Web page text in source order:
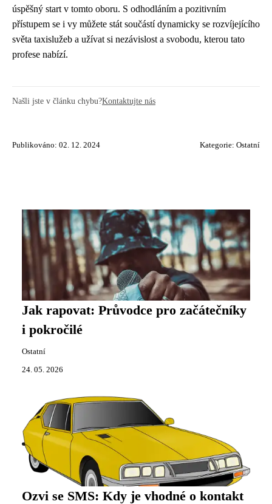
úspěšný start v tomto oboru. S odhodláním a pozitivním
přístupem se i vy můžete stát součástí dynamicky se rozvíjejícího
světa taxislužeb a užívat si nezávislost a svobodu, kterou tato
profese nabízí.
Našli jste v článku chybu?Kontaktujte nás
Publikováno: 02. 12. 2024 Kategorie: Ostatní
Jak rapovat: Průvodce pro začátečníky
i pokročilé
Ostatní
24. 05. 2026
Ozvi se SMS: Kdy je vhodné o kontakt